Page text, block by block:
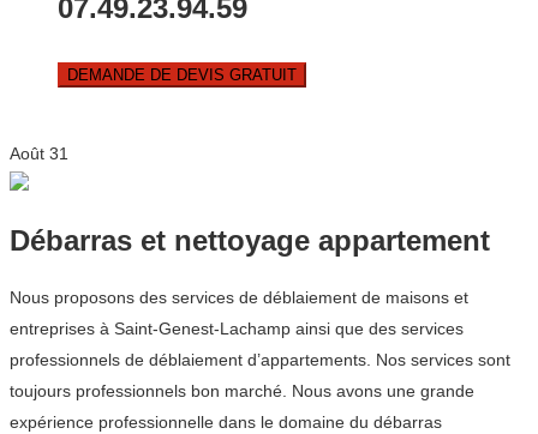
07.49.23.94.59
DEMANDE DE DEVIS GRATUIT
Août 31
Débarras et nettoyage appartement
Nous proposons des services de déblaiement de maisons et
entreprises à Saint-Genest-Lachamp ainsi que des services
professionnels de déblaiement d’appartements. Nos services sont
toujours professionnels bon marché. Nous avons une grande
expérience professionnelle dans le domaine du débarras